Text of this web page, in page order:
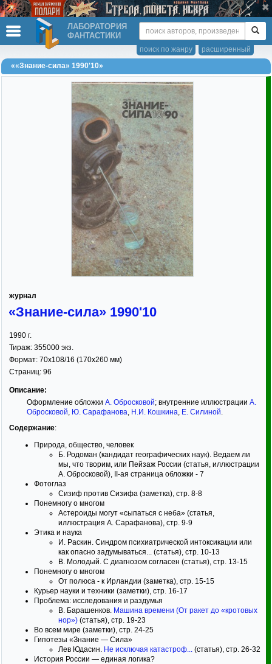
ЛАБОРАТОРИЯ
ФАНТАСТИКИ
расширенный
поиск по жанру
««Знание-сила» 1990'10»
журнал
«Знание-сила» 1990'10
1990 г.
Тираж: 355000 экз.
Формат: 70x108/16 (170x260 мм)
Страниц: 96
Описание:
Оформление обложки А. Обросковой; внутренние иллюстрации А.
Обросковой, Ю. Сарафанова, Н.И. Кошкина, Е. Силиной.
Содержание:
Природа, общество, человек
Б. Родоман (кандидат географических наук). Ведаем ли
мы, что творим, или Пейзаж России (статья, иллюстрации
А. Обросковой), II-ая страница обложки - 7
Фотоглаз
Сизиф против Сизифа (заметка), стр. 8-8
Понемногу о многом
Астероиды могут «сыпаться с неба» (статья,
иллюстрация А. Сарафанова), стр. 9-9
Этика и наука
И. Раскин. Синдром психиатрической интоксикации или
как опасно задумываться... (статья), стр. 10-13
В. Молодый. С диагнозом согласен (статья), стр. 13-15
Понемногу о многом
От полюса - к Ирландии (заметка), стр. 15-15
Курьер науки и техники (заметки), стр. 16-17
Проблема: исследования и раздумья
В. Барашенков. Машина времени (От ракет до «кротовых
нор») (статья), стр. 19-23
Во всем мире (заметки), стр. 24-25
Гипотезы «Знание — Сила»
Лев Юдасин. Не исключая катастроф... (статья), стр. 26-32
История России — единая логика?